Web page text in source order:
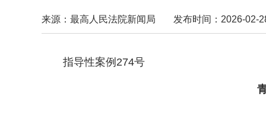
来源：最高人民法院新闻局 发布时间：2026-02-
指导性案例274号